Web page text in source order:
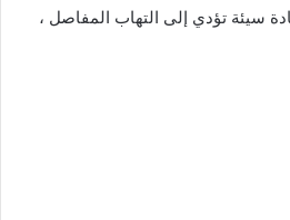
سيئة تؤدي إلى التهاب المفاصل ،